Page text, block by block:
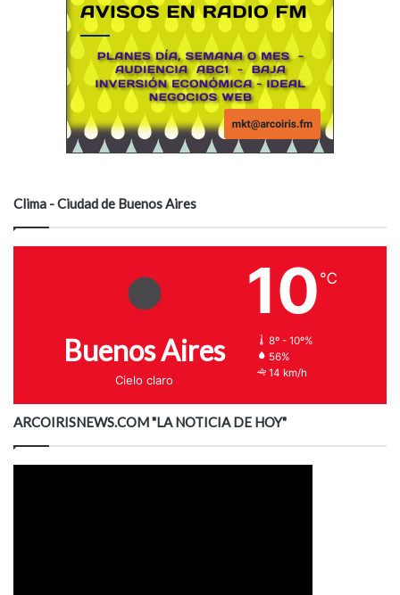
Clima - Ciudad de Buenos Aires
Buenos Aires
Cielo claro
10 ℃
8º - 10º%
56%
14 km/h
ARCOIRISNEWS.COM "LA NOTICIA DE HOY"